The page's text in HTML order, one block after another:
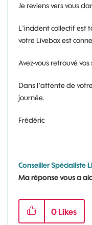
Je reviens vers vous
L'incident collectif est
votre Livebox est
Avez-vous retrouvé
Dans l'attente de
journée.
Frédéric
Conseiller Spécialiste
Ma réponse vous a
0 Likes